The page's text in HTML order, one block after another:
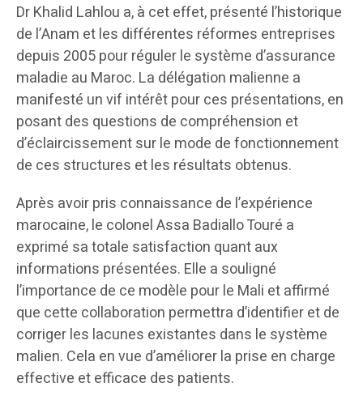
Dr Khalid Lahlou a, à cet effet, présenté l’historique
de l’Anam et les différentes réformes entreprises
depuis 2005 pour réguler le système d’assurance
maladie au Maroc. La délégation malienne a
manifesté un vif intérêt pour ces présentations, en
posant des questions de compréhension et
d’éclaircissement sur le mode de fonctionnement
de ces structures et les résultats obtenus.
Après avoir pris connaissance de l’expérience
marocaine, le colonel Assa Badiallo Touré a
exprimé sa totale satisfaction quant aux
informations présentées. Elle a souligné
l’importance de ce modèle pour le Mali et affirmé
que cette collaboration permettra d’identifier et de
corriger les lacunes existantes dans le système
malien. Cela en vue d’améliorer la prise en charge
effective et efficace des patients.